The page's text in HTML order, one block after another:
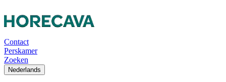
Contact
Perskamer
Zoeken
Nederlands